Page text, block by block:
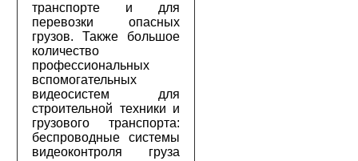
транспорте и для
перевозки опасных
грузов. Также большое
количество
профессиональных
вспомогательных
видеосистем для
строительной техники и
грузового транспорта:
беспроводные системы
видеоконтроля груза